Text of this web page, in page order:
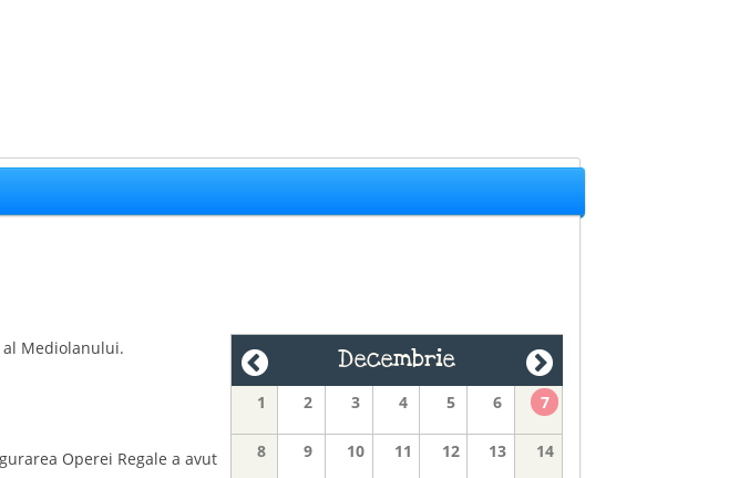
Decembrie
1 2 3 4 5 6 7
8 9 10 11 12 13 14
al Mediolanului.
Operei Regale a avut